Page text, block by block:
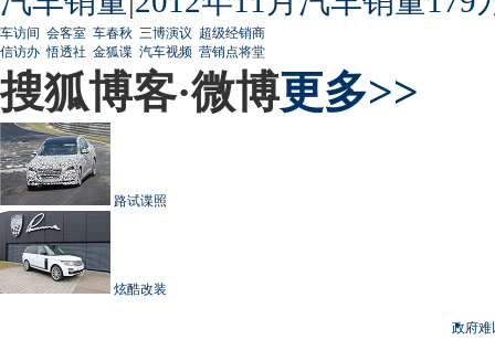
车访间 会客室 车春秋 三博演议 超级经销商
信访办 悟透社 金狐谍 汽车视频 营销点将堂
搜狐博客·微博更多>>
路试谍照
炫酷改装
政府难